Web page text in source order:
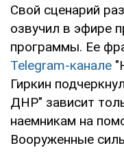
Свой сценарий
озвучил в эфире
программы. Ее
Telegram-канале
Гиркин
ДНР" зависит
наемникам на
Вооруженные